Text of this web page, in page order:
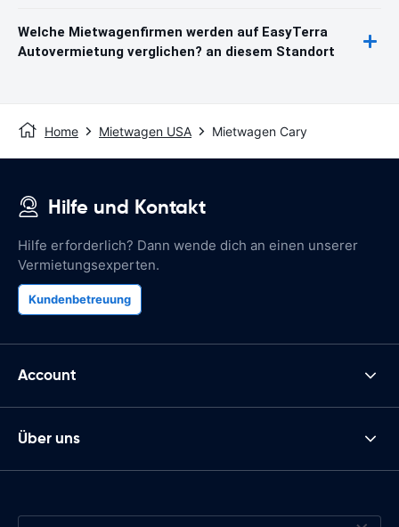
Welche Mietwagenfirmen werden auf EasyTerra
Autovermietung verglichen? an diesem Standort
Home Mietwagen USA Mietwagen Cary
Hilfe und Kontakt
Hilfe erforderlich? Dann wende dich an einen unserer
Vermietungsexperten.
Kundenbetreuung
Account
Über uns